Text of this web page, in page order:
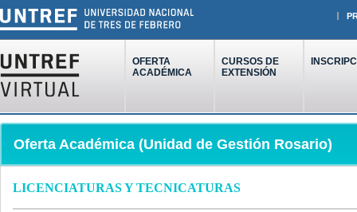
OFERTA
ACADÉMICA
CURSOS DE
EXTENSIÓN
Oferta Académica (Unidad de Gestión Rosario)
LICENCIATURAS Y TECNICATURAS